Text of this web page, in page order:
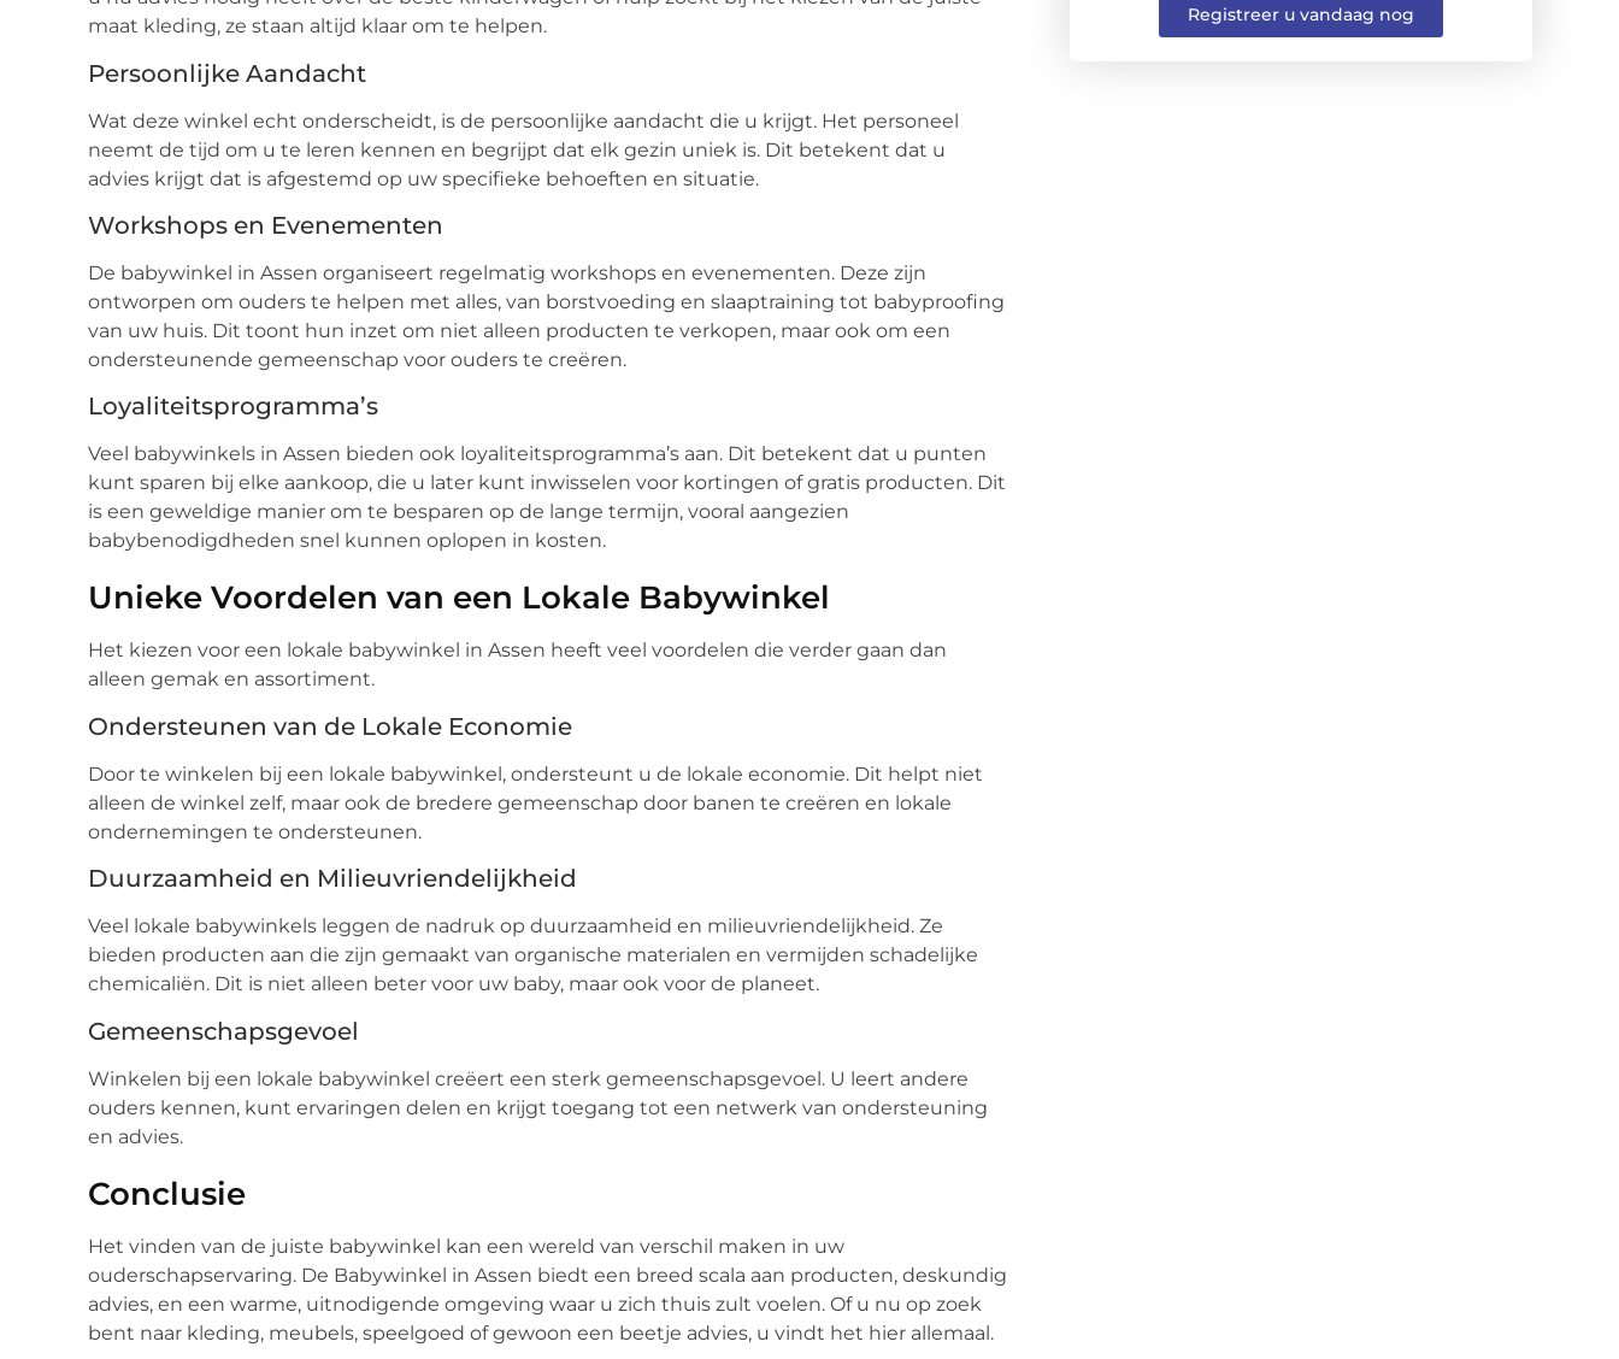
maat kleding, ze staan altijd klaar om te helpen.
Persoonlijke Aandacht
Wat deze winkel echt onderscheidt, is de persoonlijke aandacht die u krijgt. Het personeel
neemt de tijd om u te leren kennen en begrijpt dat elk gezin uniek is. Dit betekent dat u
advies krijgt dat is afgestemd op uw specifieke behoeften en situatie.
Workshops en Evenementen
De babywinkel in Assen organiseert regelmatig workshops en evenementen. Deze zijn
ontworpen om ouders te helpen met alles, van borstvoeding en slaaptraining tot babyproofing
van uw huis. Dit toont hun inzet om niet alleen producten te verkopen, maar ook om een
ondersteunende gemeenschap voor ouders te creëren.
Loyaliteitsprogramma’s
Veel babywinkels in Assen bieden ook loyaliteitsprogramma’s aan. Dit betekent dat u punten
kunt sparen bij elke aankoop, die u later kunt inwisselen voor kortingen of gratis producten. Dit
is een geweldige manier om te besparen op de lange termijn, vooral aangezien
babybenodigdheden snel kunnen oplopen in kosten.
Unieke Voordelen van een Lokale Babywinkel
Het kiezen voor een lokale babywinkel in Assen heeft veel voordelen die verder gaan dan
alleen gemak en assortiment.
Ondersteunen van de Lokale Economie
Door te winkelen bij een lokale babywinkel, ondersteunt u de lokale economie. Dit helpt niet
alleen de winkel zelf, maar ook de bredere gemeenschap door banen te creëren en lokale
ondernemingen te ondersteunen.
Duurzaamheid en Milieuvriendelijkheid
Veel lokale babywinkels leggen de nadruk op duurzaamheid en milieuvriendelijkheid. Ze
bieden producten aan die zijn gemaakt van organische materialen en vermijden schadelijke
chemicaliën. Dit is niet alleen beter voor uw baby, maar ook voor de planeet.
Gemeenschapsgevoel
Winkelen bij een lokale babywinkel creëert een sterk gemeenschapsgevoel. U leert andere
ouders kennen, kunt ervaringen delen en krijgt toegang tot een netwerk van ondersteuning
en advies.
Conclusie
Het vinden van de juiste babywinkel kan een wereld van verschil maken in uw
ouderschapservaring. De Babywinkel in Assen biedt een breed scala aan producten, deskundig
advies, en een warme, uitnodigende omgeving waar u zich thuis zult voelen. Of u nu op zoek
bent naar kleding, meubels, speelgoed of gewoon een beetje advies, u vindt het hier allemaal.
Registreer u vandaag nog